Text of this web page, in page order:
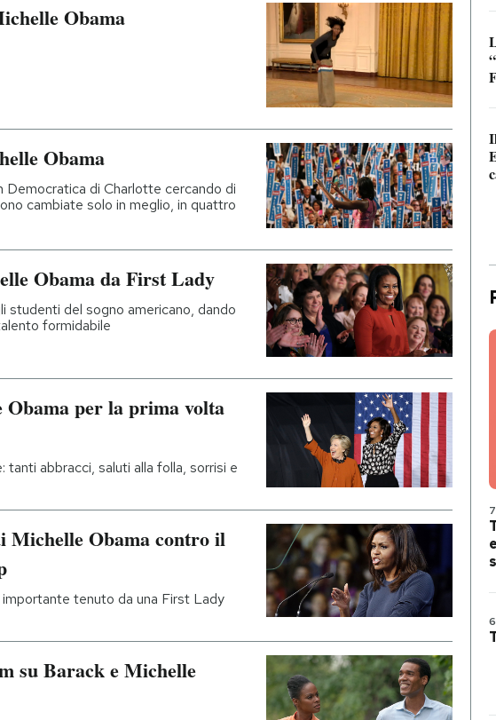
Obama
Obama
di Charlotte cercando di
cambiate solo in meglio, in quattro
Obama da First Lady
studenti del sogno americano, dando
formidabile
per la prima volta
abbracci, saluti alla folla, sorrisi e
Michelle Obama contro il
tenuto da una First Lady
su Barack e Michelle